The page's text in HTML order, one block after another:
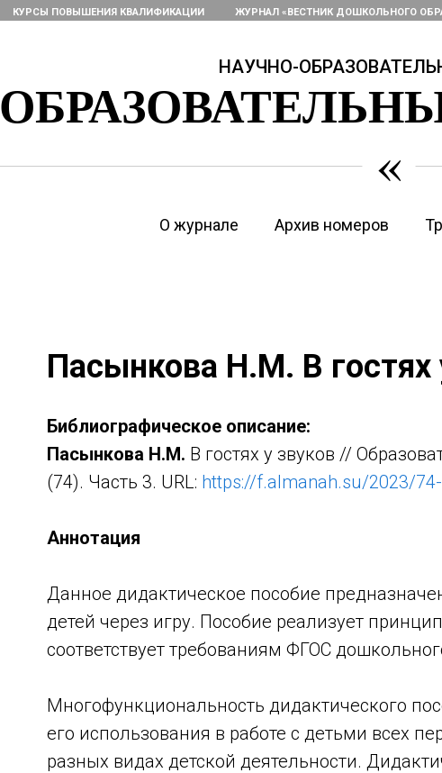
КУРСЫ ПОВЫШЕНИЯ КВАЛИФИКАЦИИ ЖУРНАЛ «ВЕСТНИК ДОШКОЛЬНОГО
НАУЧНО-
«
О журнале Архив номеров
Пасынкова Н.М. В гостях
Библиографическое описание:
Пасынкова Н.М. В гостях у звуков //
(74). Часть 3. URL: https://f.almanah.su/2023/
Аннотация
Данное дидактическое пособие
детей через игру. Пособие реализует
соответствует требованиям ФГОС
Многофункциональность дидактического
его использования в работе с детьми всех
разных видах детской деятельности.